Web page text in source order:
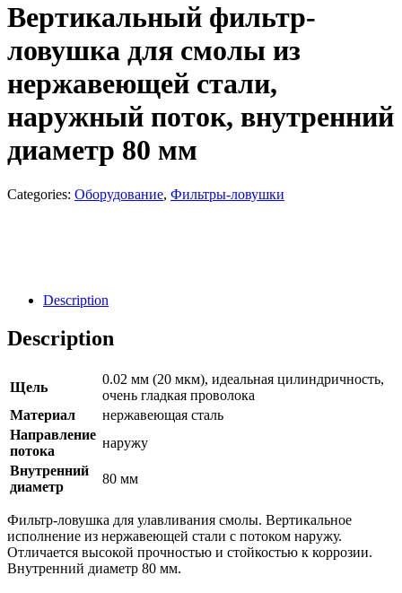
Вертикальный фильтр-
ловушка для смолы из
нержавеющей стали,
наружный поток, внутренний
диаметр 80 мм
Categories: Оборудование, Фильтры-ловушки
Description
Description
Щель
0.02 мм (20 мкм), идеальная цилиндричность,
очень гладкая проволока
Материал
нержавеющая сталь
Направление
потока
наружу
Внутренний
диаметр
80 мм
Фильтр-ловушка для улавливания смолы. Вертикальное
исполнение из нержавеющей стали с потоком наружу.
Отличается высокой прочностью и стойкостью к коррозии.
Внутренний диаметр 80 мм.